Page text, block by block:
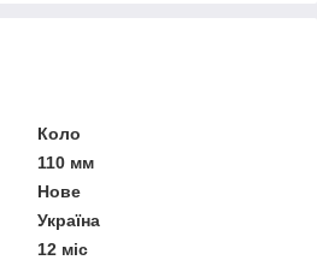
Коло
110 мм
Нове
Україна
12 міс